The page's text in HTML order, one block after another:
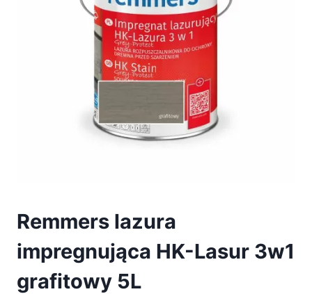
Remmers lazura
impregnująca HK-Lasur 3w1
grafitowy 5L